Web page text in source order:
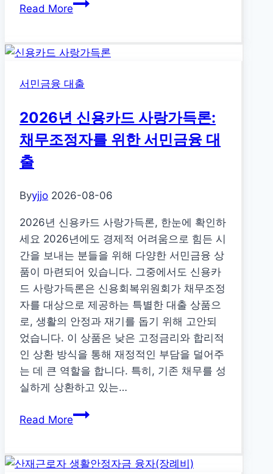
Read More2026
산
역
장
애
인
교
육
이
용
권
(2
차)
마
감
D-
7!
35
원
지
서민금융 대출
2026년 신용카드 사랑가득론:
채무조정자를 위한 서민금융 대
출
Byyjjo 2026-08-06
2026년 신용카드 사랑가득론, 한눈에 확인하
세요 2026년에도 경제적 어려움으로 힘든 시
간을 보내는 분들을 위해 다양한 서민금융 상
품이 마련되어 있습니다. 그중에서도 신용카
드 사랑가득론은 신용회복위원회가 채무조정
자를 대상으로 제공하는 특별한 대출 상품으
로, 생활의 안정과 재기를 돕기 위해 고안되
었습니다. 이 상품은 낮은 고정금리와 합리적
인 상환 방식을 통해 재정적인 부담을 덜어주
는 데 큰 역할을 합니다. 특히, 기존 채무를 성
실하게 상환하고 있는…
Read More2026
용